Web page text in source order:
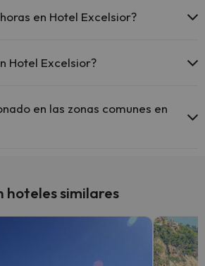
en Hotel Excelsior?
Hotel Excelsior?
en las zonas comunes en
hoteles similares